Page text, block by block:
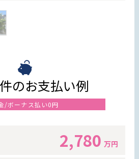
のお支払い例
/ボーナス払い0円
2,780 万円